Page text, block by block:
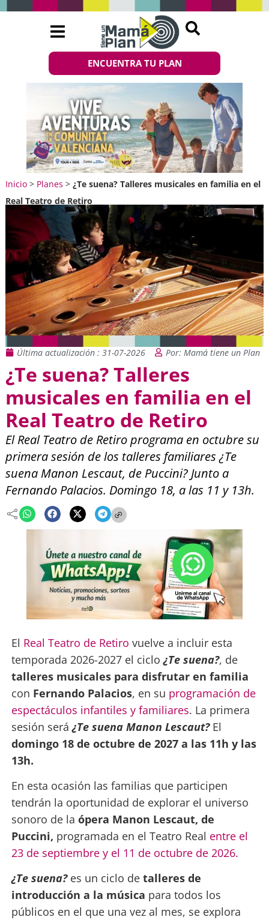
ENCUENTRA TU PLAN
Inicio> Planes > ¿Te suena? Talleres musicales en familia en el
Real Teatro de Retiro
Última actualización : 31-07-2026 Por: Mamá tiene un Plan
¿Te suena? Talleres
musicales en familia en el
Real Teatro de Retiro
El Real Teatro de Retiro programa en octubre su
primera sesión de los talleres familiares ¿Te
suena Manon Lescaut, de Puccini? Junto a
Fernando Palacios. Domingo 18, a las 11 y 13h.
El Real Teatro de Retiro vuelve a incluir esta
temporada 2026-2027 el ciclo¿Te suena?, de
talleres musicales para disfrutar en familia
con Fernando Palacios, en su programación de
espectáculos infantiles y familiares. La primera
sesión será¿Te suena Manon Lescaut?El
domingo 18 de octubre de 2027 a las 11h y las
13h.
En esta ocasión las familias que participen
tendrán la oportunidad de explorar el universo
sonoro de la ópera Manon Lescaut, de
Puccini, programada en el Teatro Real entre el
23 de septiembre y el 11 de octubre de 2026.
¿Te suena?es un ciclo de talleres de
introducción a la música para todos los
públicos en el que una vez al mes, se explora